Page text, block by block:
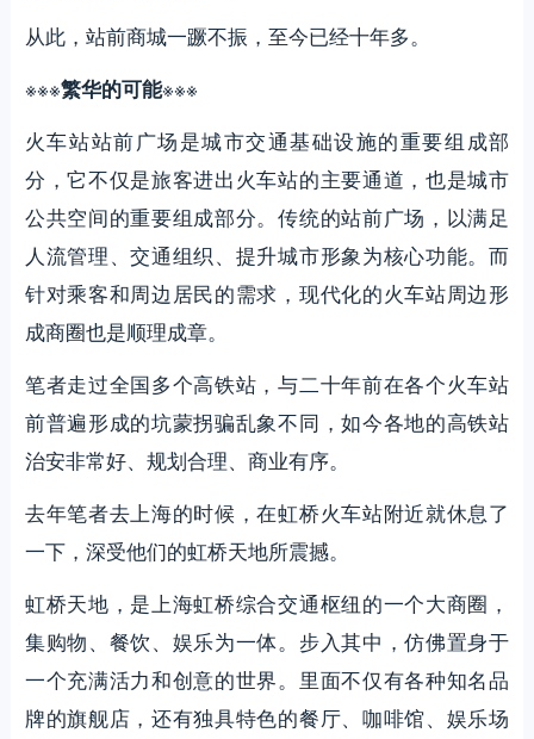
从此，站前商城一蹶不振，至今已经十年多。
※※※繁华的可能※※※
火车站站前广场是城市交通基础设施的重要组成部
分，它不仅是旅客进出火车站的主要通道，也是城市
公共空间的重要组成部分。传统的站前广场，以满足
人流管理、交通组织、提升城市形象为核心功能。而
针对乘客和周边居民的需求，现代化的火车站周边形
成商圈也是顺理成章。
笔者走过全国多个高铁站，与二十年前在各个火车站
前普遍形成的坑蒙拐骗乱象不同，如今各地的高铁站
治安非常好、规划合理、商业有序。
去年笔者去上海的时候，在虹桥火车站附近就休息了
一下，深受他们的虹桥天地所震撼。
虹桥天地，是上海虹桥综合交通枢纽的一个大商圈，
集购物、餐饮、娱乐为一体。步入其中，仿佛置身于
一个充满活力和创意的世界。里面不仅有各种知名品
牌的旗舰店，还有独具特色的餐厅、咖啡馆、娱乐场